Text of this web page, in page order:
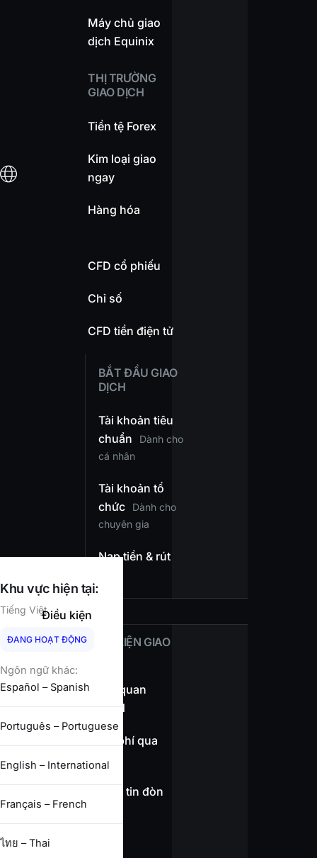
Máy chủ giao
dịch Equinix
THỊ TRƯỜNG
GIAO DỊCH
Tiền tệ Forex
Kim loại giao
ngay
Hàng hóa
CFD cổ phiếu
Chỉ số
CFD tiền điện tử
BẮT ĐẦU GIAO
DỊCH
Tài khoản tiêu
chuẩn
Dành cho
cá nhân
Tài khoản tổ
chức
Dành cho
chuyên gia
Nạp tiền & rút
Điều kiện
ĐIỀU KIỆN GIAO
Tổng quan
spread
Miễn phí qua
đêm
Thông tin đòn
Khu vực hiện tại:
Tiếng Việt
ĐANG HOẠT ĐỘNG
Ngôn ngữ khác:
Español – Spanish
Português – Portuguese
English – International
Français – French
ไทย – Thai